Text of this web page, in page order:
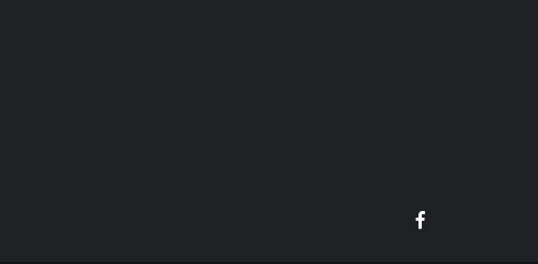
Facebook